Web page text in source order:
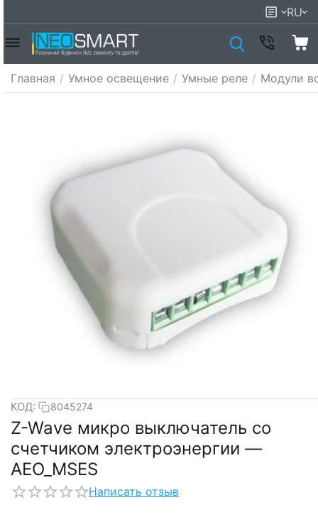
RU
Главная / Умное освещение / Умные реле / Модули
КОД: 8045274
Z-Wave микро выключатель со
счетчиком электроэнергии —
AEO_MSES
Написать отзыв